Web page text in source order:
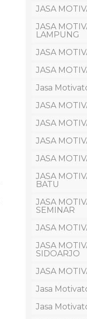
JASA
JASA
LAMPUNG
JASA
JASA
Jasa
JASA
JASA
JASA
JASA
JASA
BATU
JASA
SEMINAR
JASA
JASA
SIDOARJO
JASA
Jasa
Jasa